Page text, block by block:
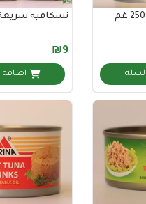
نسكافيه
₪9
اضافة